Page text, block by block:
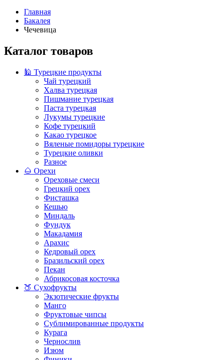
Главная
Бакалея
Чечевица
Каталог товаров
🕌 Турецкие продукты
Чай турецкий
Халва турецкая
Пишмание турецкая
Паста турецкая
Лукумы турецкие
Кофе турецкий
Какао турецкое
Вяленые помидоры турецкие
Турецкие оливки
Разное
🌰 Орехи
Ореховые смеси
Грецкий орех
Фисташка
Кешью
Миндаль
Фундук
Макадамия
Арахис
Кедровый орех
Бразильский орех
Пекан
Абрикосовая косточка
🍑 Сухофрукты
Экзотические фрукты
Манго
Фруктовые чипсы
Сублимированные продукты
Курага
Чернослив
Изюм